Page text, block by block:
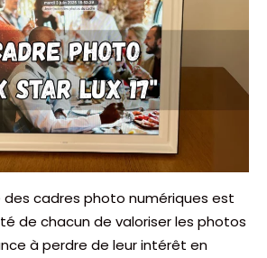
des cadres photo numériques est
de chacun de valoriser les photos
à perdre de leur intérêt en